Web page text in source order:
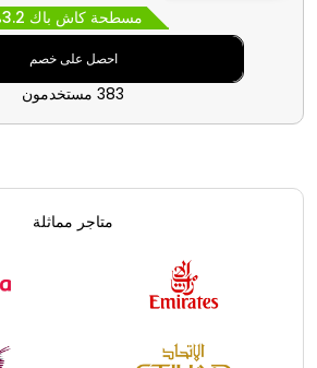
الإقامة.
مسطحة كاش باك 3.2%
احصل على خصم
383 مستخدمون
متاجر مماثلة